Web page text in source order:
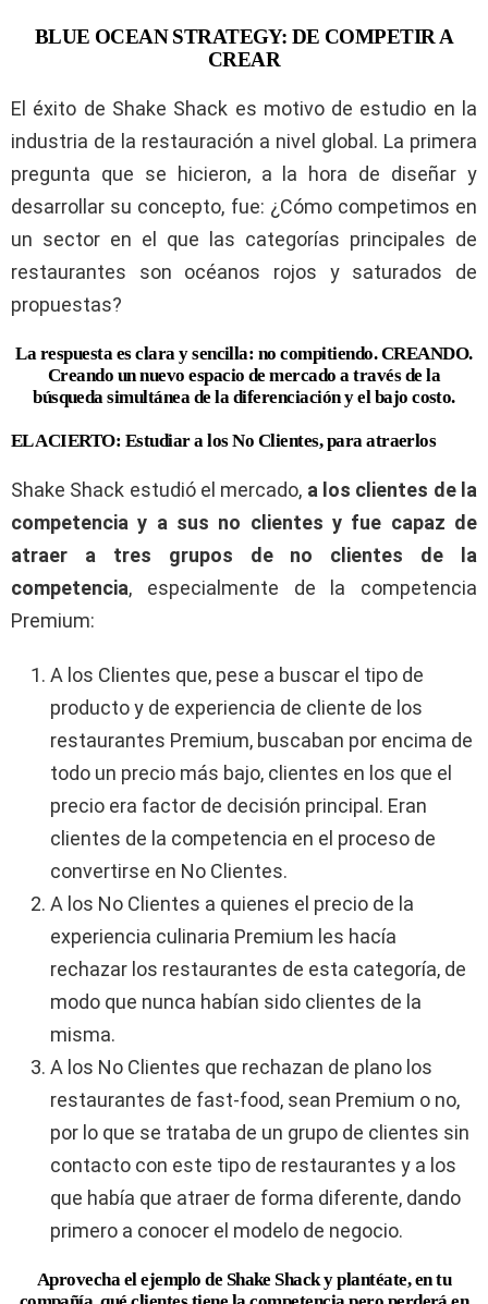
BLUE OCEAN STRATEGY: DE COMPETIR A
CREAR
El éxito de Shake Shack es motivo de estudio en la
industria de la restauración a nivel global. La primera
pregunta que se hicieron, a la hora de diseñar y
desarrollar su concepto, fue: ¿Cómo competimos en
un sector en el que las categorías principales de
restaurantes son océanos rojos y saturados de
propuestas?
La respuesta es clara y sencilla: no compitiendo. CREANDO.
Creando un nuevo espacio de mercado a través de la
búsqueda simultánea de la diferenciación y el bajo costo.
EL ACIERTO: Estudiar a los No Clientes, para atraerlos
Shake Shack estudió el mercado, a los clientes de la
competencia y a sus no clientes y fue capaz de
atraer a tres grupos de no clientes de la
competencia, especialmente de la competencia
Premium:
A los Clientes que, pese a buscar el tipo de
producto y de experiencia de cliente de los
restaurantes Premium, buscaban por encima de
todo un precio más bajo, clientes en los que el
precio era factor de decisión principal. Eran
clientes de la competencia en el proceso de
convertirse en No Clientes.
A los No Clientes a quienes el precio de la
experiencia culinaria Premium les hacía
rechazar los restaurantes de esta categoría, de
modo que nunca habían sido clientes de la
misma.
A los No Clientes que rechazan de plano los
restaurantes de fast-food, sean Premium o no,
por lo que se trataba de un grupo de clientes sin
contacto con este tipo de restaurantes y a los
que había que atraer de forma diferente, dando
primero a conocer el modelo de negocio.
Aprovecha el ejemplo de Shake Shack y plantéate, en tu